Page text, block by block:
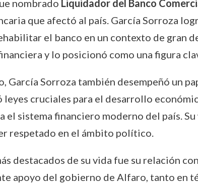
nombrado Liquidador del Banco
que afectó al país. García Sorroza
el banco en un contexto de gran
y lo posicionó como una figura
García Sorroza también desempeñó un
cruciales para el desarrollo
el sistema financiero moderno del país.
respetado en el ámbito político.
destacados de su vida fue su relación con
apoyo del gobierno de Alfaro, tanto en